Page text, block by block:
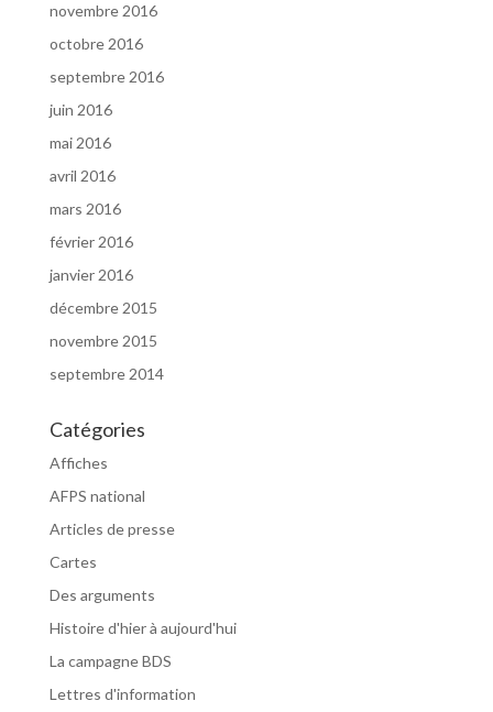
novembre 2016
octobre 2016
septembre 2016
juin 2016
mai 2016
avril 2016
mars 2016
février 2016
janvier 2016
décembre 2015
novembre 2015
septembre 2014
Catégories
Affiches
AFPS national
Articles de presse
Cartes
Des arguments
Histoire d'hier à aujourd'hui
La campagne BDS
Lettres d'information